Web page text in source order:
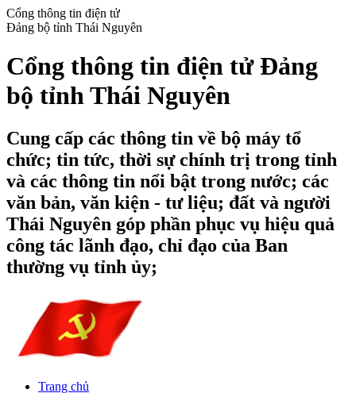
Cổng thông tin điện tử
Đảng bộ tỉnh Thái Nguyên
Cổng thông tin điện tử Đảng
bộ tỉnh Thái Nguyên
Cung cấp các thông tin về bộ máy tổ
chức; tin tức, thời sự chính trị trong tỉnh
và các thông tin nổi bật trong nước; các
văn bản, văn kiện - tư liệu; đất và người
Thái Nguyên góp phần phục vụ hiệu quả
công tác lãnh đạo, chỉ đạo của Ban
thường vụ tỉnh ủy;
Trang chủ